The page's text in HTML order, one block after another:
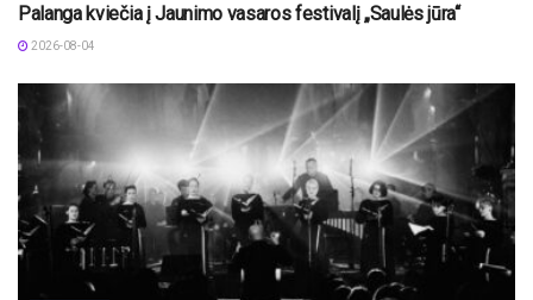
Palanga kviečia į Jaunimo vasaros festivalį „Saulės jūra“
2026-08-04